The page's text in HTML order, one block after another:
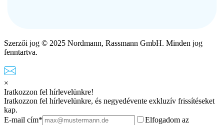
Szerzői jog © 2025 Nordmann, Rassmann GmbH. Minden jog
fenntartva.
×
Iratkozzon fel hírlevelünkre!
Iratkozzon fel hírlevelünkre, és negyedévente exkluzív frissítéseket
kap.
E-mail cím*
Elfogadom az